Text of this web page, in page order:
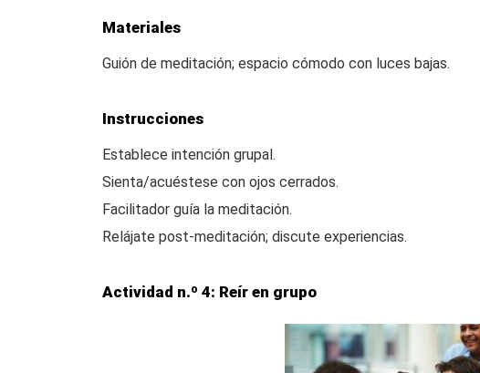
Materiales
Guión de meditación; espacio cómodo con luces bajas.
Instrucciones
Establece intención grupal.
Sienta/acuéstese con ojos cerrados.
Facilitador guía la meditación.
Relájate post-meditación; discute experiencias.
Actividad n.º 4: Reír en grupo